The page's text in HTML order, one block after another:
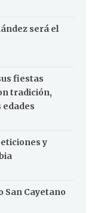
será el
fiestas
tradición,
edades
y
San Cayetano